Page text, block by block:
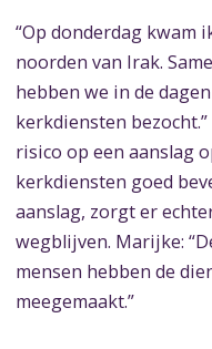
“Op donderdag kwam
noorden van Irak.
hebben we in de
kerkdiensten
risico op een aanslag
kerkdiensten goed
aanslag, zorgt er
wegblijven. Marijke:
mensen hebben de
meegemaakt.”